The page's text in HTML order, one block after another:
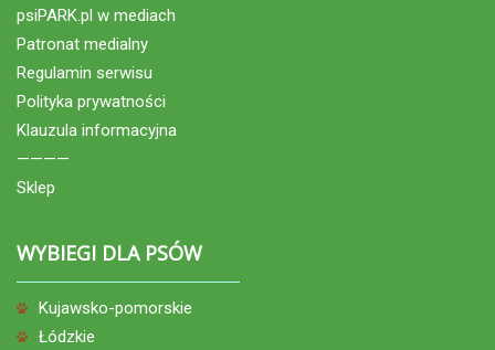
psiPARK.pl w mediach
Patronat medialny
Regulamin serwisu
Polityka prywatności
Klauzula informacyjna
————
Sklep
WYBIEGI DLA PSÓW
Kujawsko-pomorskie
Łódzkie